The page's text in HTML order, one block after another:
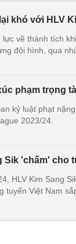
khó với HLV
về thành tích
đội hình, qua
phạm trọng
kỷ luật phạt
2023/24.
Sik 'chấm' cho
HLV Kim Sang
tuyển Việt Nam